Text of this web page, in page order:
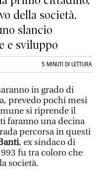
della società.
slancio
e sviluppo
5 MINUTI DI LETTURA
in grado di
prevedo pochi mesi
si riprende il
faranno una decina
percorsa in questi
, ex sindaco di
fu tra coloro che
società.